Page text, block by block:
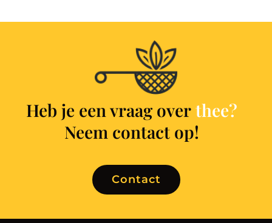
Heb je een vraag over thee?
Neem contact op!
Contact